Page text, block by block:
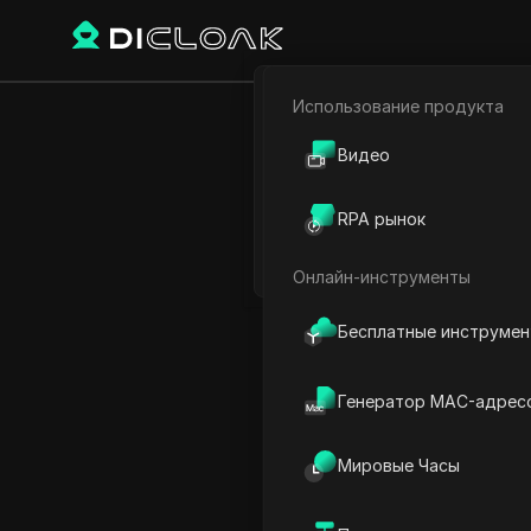
Электронная коммерция
Использование продукта
Видео
RPA рынок
Онлайн-инструменты
Бесплатные
Генератор MAC-
Мировые Часы
Главная
Время в